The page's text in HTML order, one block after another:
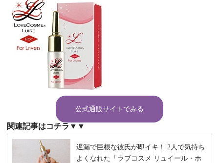
公式通販サイトでみる
関連記事はコチラ▼▼
遅漏で巨根な彼氏が即イキ！ 2人で気持ち
よくなれた「ラブコスメ リュイール・ホ